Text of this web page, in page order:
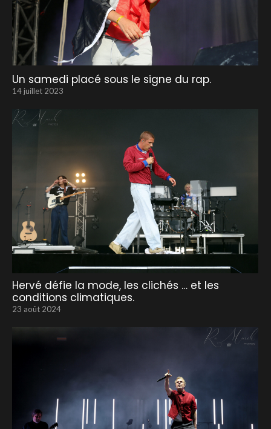
Un samedi placé sous le signe du rap.
14 juillet 2023
Hervé défie la mode, les clichés … et les
conditions climatiques.
23 août 2024